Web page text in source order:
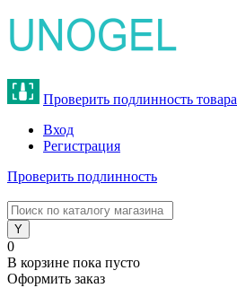
Проверить подлинность товара
Вход
Регистрация
Проверить подлинность
0
В корзине пока пусто
Оформить заказ